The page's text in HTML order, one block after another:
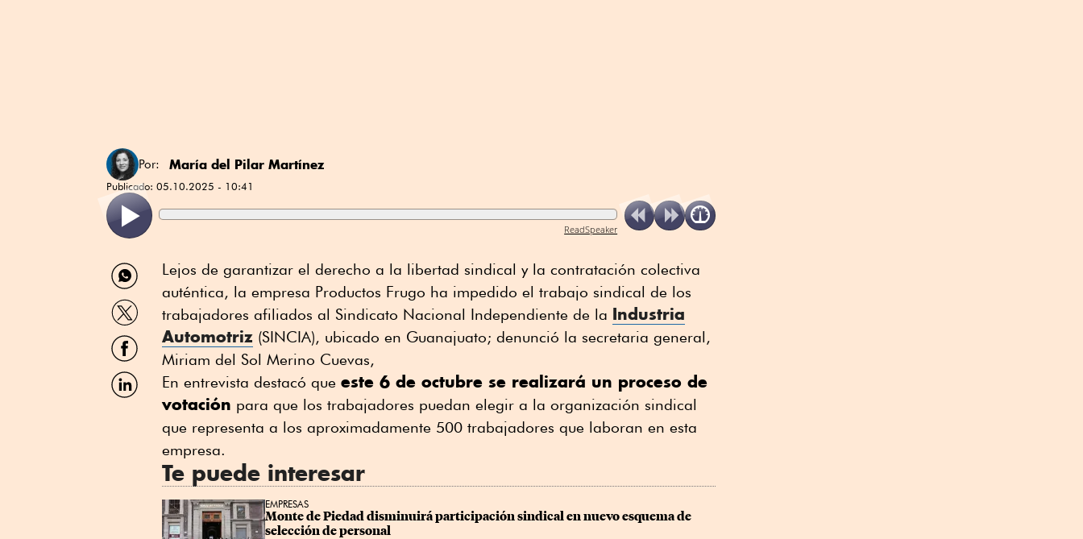
Por: María del Pilar Martínez
Publicado: 05.10.2025 - 10:41
ReadSpeaker
Compartir
por
WhatsApp
Compartir
por
Twitter
Compartir
por
Facebook
Compartir
por
Lejos de garantizar el derecho a la libertad sindical y la contratación colectiva
auténtica, la empresa Productos Frugo ha impedido el trabajo sindical de los
trabajadores afiliados al Sindicato Nacional Independiente de la Industria
Automotriz (SINCIA), ubicado en Guanajuato; denunció la secretaria general,
Miriam del Sol Merino Cuevas,
En entrevista destacó que este 6 de octubre se realizará un proceso de
votación para que los trabajadores puedan elegir a la organización sindical
que representa a los aproximadamente 500 trabajadores que laboran en esta
empresa.
Te puede interesar
EMPRESAS
Monte de Piedad disminuirá participación sindical en nuevo esquema de
selección de personal